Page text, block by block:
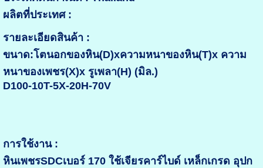
ผลิตที่ประเทศ :
รายละเอียดสินค้า :
ขนาด:โตนอกของหิน(D)xความหนาของหิน(T)x ความ
หนาของเพชร(X)x รูเพลา(H) (มิล.)
D100-10T-5X-20H-70V
การใช้งาน :
หินเพชรSDCเบอร์ 170 ใช้เจียรคาร์ไบด์ เหล็กเกรด อุปก